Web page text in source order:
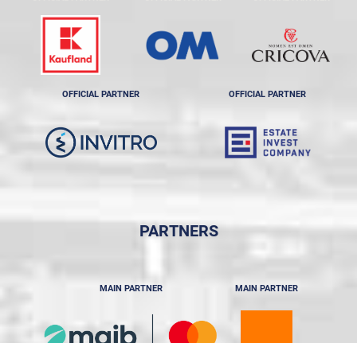
OFFICIAL PARTNER OFFICIAL PARTNER
PARTNERS
MAIN PARTNER MAIN PARTNER